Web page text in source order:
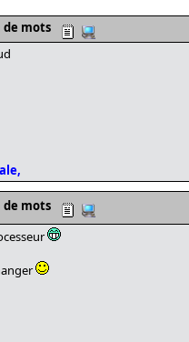
de mots
de mots